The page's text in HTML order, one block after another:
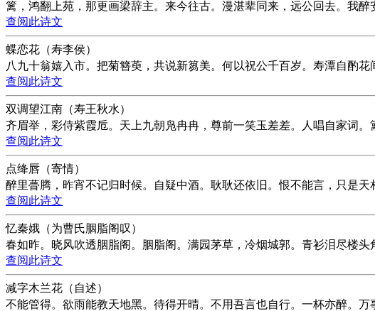
篱，鸿翻上苑，那更画梁辞主。来今往古。漫湛辈同来，远公回去。我醉
查阅此诗文
蝶恋花（寿李侯）
八九十翁嬉入市。把菊簪萸，共说新篘美。何以祝公千百岁。寿潭自酌
查阅此诗文
双调望江南（寿王秋水）
齐眉举，彩侍紫霞卮。天上九朝凫冉冉，尊前一笑玉差差。人唱自家词
查阅此诗文
点绛唇（寄情）
醉里瞢腾，昨宵不记归时候。自疑中酒。耿耿还依旧。恨不能言，只是天
查阅此诗文
忆秦娥（为曹氏胭脂阁叹）
春如昨。晓风吹透胭脂阁。胭脂阁。满园茅草，冷烟城郭。青衫泪尽楼
查阅此诗文
减字木兰花（自述）
不能管得。欲雨能教天地黑。待得开晴。不用吾言也自行。一杯亦醉。万